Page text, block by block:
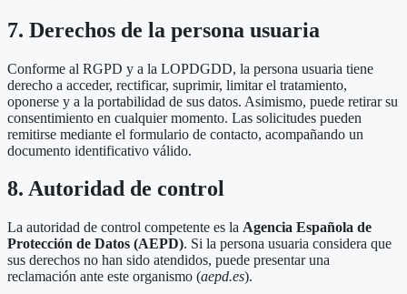
7. Derechos de la persona usuaria
Conforme al RGPD y a la LOPDGDD, la persona usuaria tiene
derecho a acceder, rectificar, suprimir, limitar el tratamiento,
oponerse y a la portabilidad de sus datos. Asimismo, puede retirar su
consentimiento en cualquier momento. Las solicitudes pueden
remitirse mediante el formulario de contacto, acompañando un
documento identificativo válido.
8. Autoridad de control
La autoridad de control competente es la Agencia Española de
Protección de Datos (AEPD). Si la persona usuaria considera que
sus derechos no han sido atendidos, puede presentar una
reclamación ante este organismo (aepd.es).